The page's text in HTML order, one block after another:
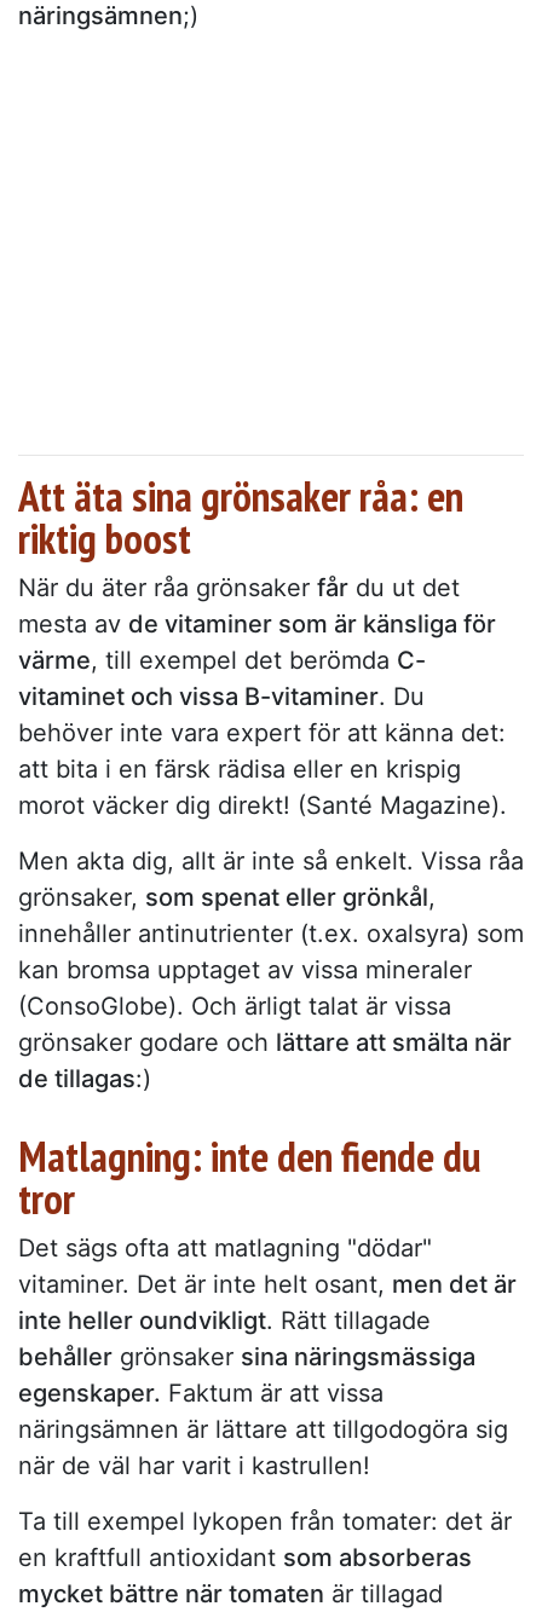
näringsämnen;)
Att äta sina grönsaker råa: en
riktig boost
När du äter råa grönsaker får du ut det
mesta av de vitaminer som är känsliga för
värme, till exempel det berömda C-
vitaminet och vissa B-vitaminer. Du
behöver inte vara expert för att känna det:
att bita i en färsk rädisa eller en krispig
morot väcker dig direkt! (Santé Magazine).
Men akta dig, allt är inte så enkelt. Vissa råa
grönsaker, som spenat eller grönkål,
innehåller antinutrienter (t.ex. oxalsyra) som
kan bromsa upptaget av vissa mineraler
(ConsoGlobe). Och ärligt talat är vissa
grönsaker godare och lättare att smälta när
de tillagas:)
Matlagning: inte den fiende du
tror
Det sägs ofta att matlagning "dödar"
vitaminer. Det är inte helt osant, men det är
inte heller oundvikligt. Rätt tillagade
behåller grönsaker sina näringsmässiga
egenskaper. Faktum är att vissa
näringsämnen är lättare att tillgodogöra sig
när de väl har varit i kastrullen!
Ta till exempel lykopen från tomater: det är
en kraftfull antioxidant som absorberas
mycket bättre när tomaten är tillagad